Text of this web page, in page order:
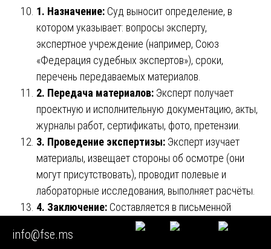
1. Назначение: Суд выносит определение, в
котором указывает: вопросы эксперту,
экспертное учреждение (например, Союз
«Федерация судебных экспертов»), сроки,
перечень передаваемых материалов.
2. Передача материалов: Эксперт получает
проектную и исполнительную документацию, акты,
журналы работ, сертификаты, фото, претензии.
3. Проведение экспертизы: Эксперт изучает
материалы, извещает стороны об осмотре (они
могут присутствовать), проводит полевые и
лабораторные исследования, выполняет расчёты.
4. Заключение: Составляется в письменной
форме, содержит вводную, исследовательскую
части, синтез и выводы. Эксперт
info@fse.ms